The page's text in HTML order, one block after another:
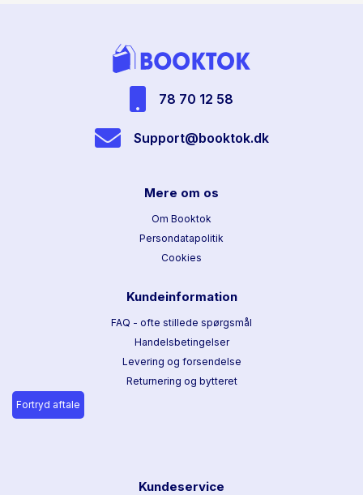
78 70 12 58
Support@booktok.dk
Mere om os
Om Booktok
Persondatapolitik
Cookies
Kundeinformation
FAQ - ofte stillede spørgsmål
Handelsbetingelser
Levering og forsendelse
Returnering og bytteret
Fortryd aftale
Kundeservice